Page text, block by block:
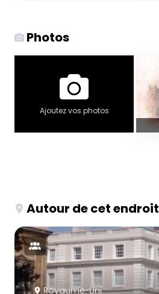
Photos
Ajoutez vos photos
Autour de cet endroit
Royaume-Uni